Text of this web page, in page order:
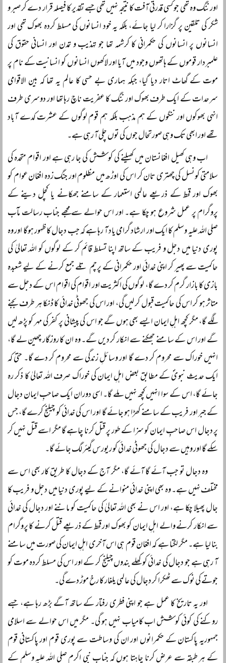
اور ننگ وہ تھی جو کسی قدرتی آفت کا نتیجہ نہیں تھی جسے تقدیر کا فیصلہ قرار دے کر صبر و
شکر کی تلقین پر گزارا کر لیا جائے، بلکہ یہ خود انسانوں کی مسلط کردہ بھوک تھی اور
انسانوں پر انسانوں کی حکمرانی کا کرشمہ تھا جو تہذیب و تمدن اور انسانی حقوق کی
علمبردار قوموں کے ہاتھوں وجود میں آیا اور لاکھوں انسانوں کو انسانیت کے نام پر
موت کے گھاٹ اتار دیا گیا، جبکہ ہماری بے حسی کا عالم یہ تھا کہ بین الاقوامی
سرحدات کے ایک طرف بھوک اور ننگ کا عفریت ناچ رہا تھا اور دوسری طرف
انہی بھوکوں اور ننگوں کے ہم مذہب بلکہ ہم قوم لوگوں کے عشرت کدے آباد
تھے اور ابھی تک وہی صورتحال جوں کی توں چلی آ رہی ہے۔
اب وہی کھیل افغانستان میں کھیلنے کی کوشش کی جا رہی ہے اور اقوام متحدہ کی
سلامتی کونسل کی چھتری تان کر اس کی اوڑھ میں مظلوم اور جنگ زدہ افغان عوام کو
بھوک اور قحط کے ذریعے عالمی استعمار کے سامنے جھکانے یا کچل دینے کے
پروگرام پر عمل شروع ہو چکا ہے۔ اور اس حوالے سے مجھے جناب رسالت مآب
صلی اللہ علیہ وسلم کا ایک اور ارشاد گرامی یاد آ رہا ہے کہ جب دجال کا ظہور ہوگا اور وہ
پوری دنیا میں دجل و فریب کے ساتھ اپنا تسلط قائم کر کے لوگوں کو اللہ تعالیٰ کی
حاکمیت سے پھیر کر اپنی خدائی اور حکمرانی کے پرچم تلے جمع کرنے کے لیے شعبدہ
بازی کا بازار گرم کر دے گا، لوگوں کی اکثریت اور اقوام کی اقوام اس کے دجل سے
متاثر ہو کر اس کی حاکمیت قبول کر لیں گی، اور اس کی جھوٹی خدائی کا ڈنکا ہر طرف بجنے
لگے گا، مگر کچھ اہلِ ایمان ایسے بھی ہوں گے جو اس کی پیشانی پر کفر کی مہر کو پڑھ لیں
گے اور اس کے سامنے جھکنے سے انکار کر دیں گے۔ وہ ان کا روزگار چھین لے گا،
انہیں خوراک سے محروم کر دے گا اور وسائلِ زندگی سے محروم کر دے گا۔ حتیٰ کہ
ایک حدیث نبویؐ کے مطابق بعض اہلِ ایمان کی خوراک صرف اللہ تعالیٰ کا ذکر رہ
جائے گا، اس کے سوا انہیں کچھ نہیں ملے گا۔ اسی دوران ایک صاحبِ ایمان دجال
کے جبر اور فریب کے سامنے کھڑا ہو جائے گا اور اس کی خدائی کو چیلنج کرے گا، جس
پر دجال اس صاحبِ ایمان کو سزا کے طور پر قتل کرنا چاہے گا مگر اسے قتل نہیں کر
سکے گا اور وہیں سے دجال کی جھوٹی خدائی کو ریورس گیئر لگ جائے گا۔
وہ دجال تو جب آئے گا آئے گا، مگر آج کے دجال کا طریق کار بھی اس سے
مختلف نہیں ہے۔ وہ بھی اپنی خدائی منوانے کے لیے پوری دنیا میں دجل و فریب کا
جال پھیلا چکا ہے، اور اس نے بھی اللہ تعالیٰ کی حاکمیت کو ماننے اور دجال کی خدائی
سے انکار کرنے والے اہلِ ایمان کو بھوک اور قحط کے ذریعے قتل کرنے کا پروگرام
بنا لیا ہے۔ مگر لگتا ہے کہ افغان قوم ہی اس آخری اہلِ ایمان کی صورت میں سامنے
آ رہی ہے جو دجال کی خدائی کو کھلے بندوں چیلنج کر کے اور اس کی مسلط کردہ موت کو
جوتے کی نوک سے ٹھکرا کر دجال کی عالمی یلغار کا رخ موڑ دے گی۔
اور یہ تاریخ کا عمل ہے جو اپنی فطری رفتار کے ساتھ آگے بڑھ رہا ہے، جسے
روکنے کی کوئی کوشش اب کامیاب نہیں ہو گی۔ مگر میں اس حوالے سے اسلامی
جمہوریہ پاکستان کے حکمرانوں اور ان کی وساطت سے پوری قوم اور پاکستانی قوم
کے ہر طبقہ سے عرض کرنا چاہتا ہوں کہ جناب نبی اکرم صلی اللہ علیہ وسلم کے